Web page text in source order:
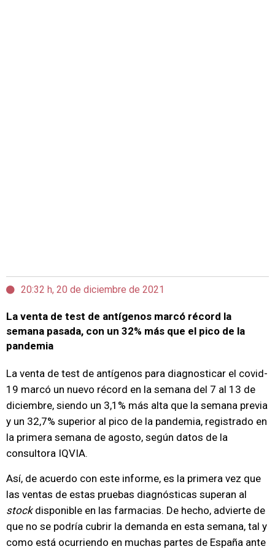
20:32 h, 20 de diciembre de 2021
La venta de test de antígenos marcó récord la
semana pasada, con un 32% más que el pico de la
pandemia
La venta de test de antígenos para diagnosticar el covid-
19 marcó un nuevo récord en la semana del 7 al 13 de
diciembre, siendo un 3,1% más alta que la semana previa
y un 32,7% superior al pico de la pandemia, registrado en
la primera semana de agosto, según datos de la
consultora IQVIA.
Así, de acuerdo con este informe, es la primera vez que
las ventas de estas pruebas diagnósticas superan al
stockdisponible en las farmacias. De hecho, advierte de
que no se podría cubrir la demanda en esta semana, tal y
como está ocurriendo en muchas partes de España ante